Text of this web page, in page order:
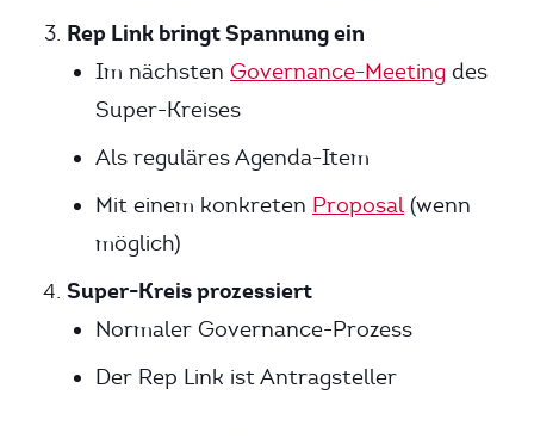
Rep Link bringt Spannung ein
Im nächsten Governance-Meeting des
Super-Kreises
Als reguläres Agenda-Item
Mit einem konkreten Proposal (wenn
möglich)
Super-Kreis prozessiert
Normaler Governance-Prozess
Der Rep Link ist Antragsteller